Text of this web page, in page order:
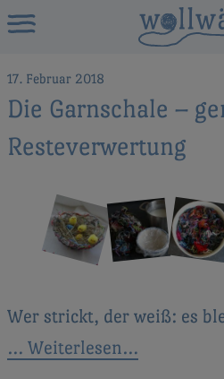
17. Februar 2018
Die Garnschale –
Resteverwertung
Wer strickt, der weiß: es
… Weiterlesen…